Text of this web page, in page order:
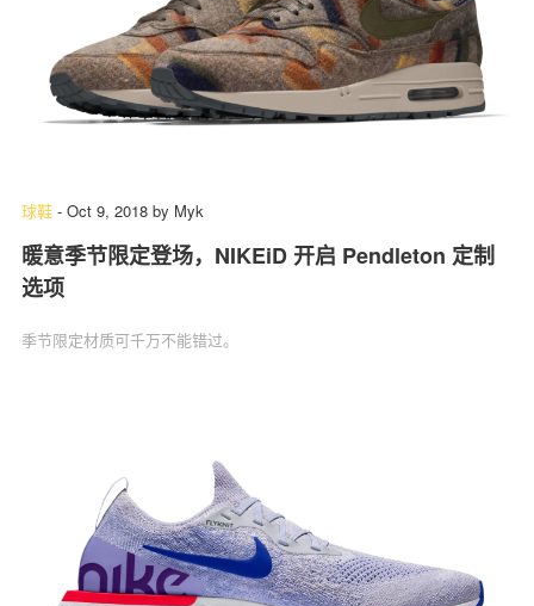
球鞋 - Oct 9, 2018 by Myk
暖意季节限定登场，NIKEiD 开启 Pendleton 定制
选项
季节限定材质可千万不能错过。